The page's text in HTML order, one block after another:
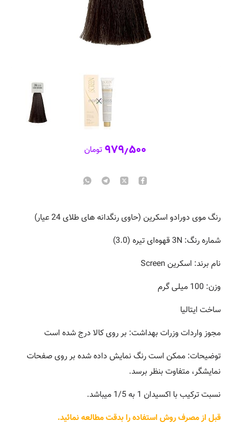
۹۷۹٫۵۰۰ تومان
رنگ موی دورادو اسکرین (حاوی رنگدانه های طلای 24 عیار)
شماره رنگ: 3N قهوه‌ای تیره (3.0)
نام برند: اسکرین Screen
وزن: 100 میلی گرم
ساخت ایتالیا
مجوز واردات وزرات بهداشت: بر روی کالا درج شده است
توضیحات: ممکن است رنگ نمایش داده شده بر روی صفحات
نمایشگر، متفاوت بنظر برسد.
نسبت ترکیب با اکسیدان 1 به 1/5 میباشد.
قبل از مصرف روش استفاده را بدقت مطالعه نمائید.